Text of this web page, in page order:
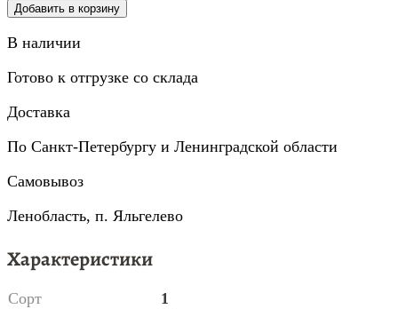
Добавить в корзину
В наличии
Готово к отгрузке со склада
Доставка
По Санкт-Петербургу и Ленинградской области
Самовывоз
Ленобласть, п. Яльгелево
Характеристики
Сорт
1